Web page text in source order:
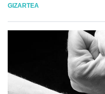
GIZARTEA